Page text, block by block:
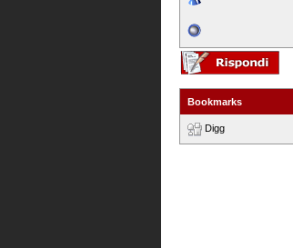
Bookmarks
Digg